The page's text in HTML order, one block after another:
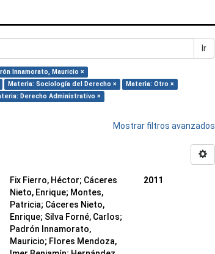
Ir
Innamorato, Mauricio ×
Materia: Sociología del Derecho ×
Materia: Otro ×
Derecho Administrativo ×
Mostrar filtros avanzados
Fix Fierro, Héctor; Cáceres
Nieto, Enrique; Montes,
Patricia; Cáceres Nieto,
Enrique; Silva Forné, Carlos;
Padrón Innamorato,
Mauricio; Flores Mendoza,
2011